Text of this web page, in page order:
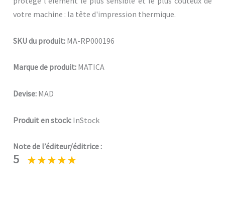
votre machine : la tête d'impression thermique.
SKU du produit: MA-RP000196
Marque de produit: MATICA
Devise: MAD
Produit en stock: InStock
Note de l’éditeur/éditrice :
5